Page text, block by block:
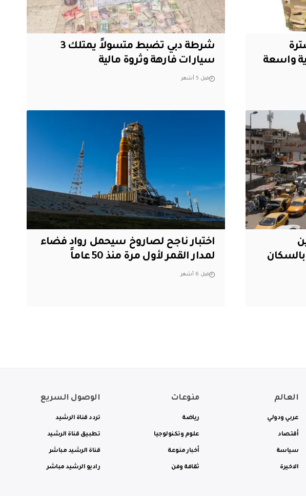
واسعة
شرطة دبي تضبط متسولاً يمتلك 3
سيارات فارهة وثروة مالية
قبل 5 أشهر
بالسكان
اختبار ناجح لصاروخ سيحمل رواد فضاء
لمدار القمر لأول مرة منذ 50 عاماً
قبل 6 أشهر
العالم
عربي ودولي
أقتصاد
سياسة
الاخيرة
منوعات
رياضة
علوم وتكنولوجيا
أخبار منوعة
ثقافة وفن
الوصول السريع
تردد قناة الرشيد
تطبيق قناة الرشيد
قناة الرشيد مباشر
راديو الرشيد مباشر